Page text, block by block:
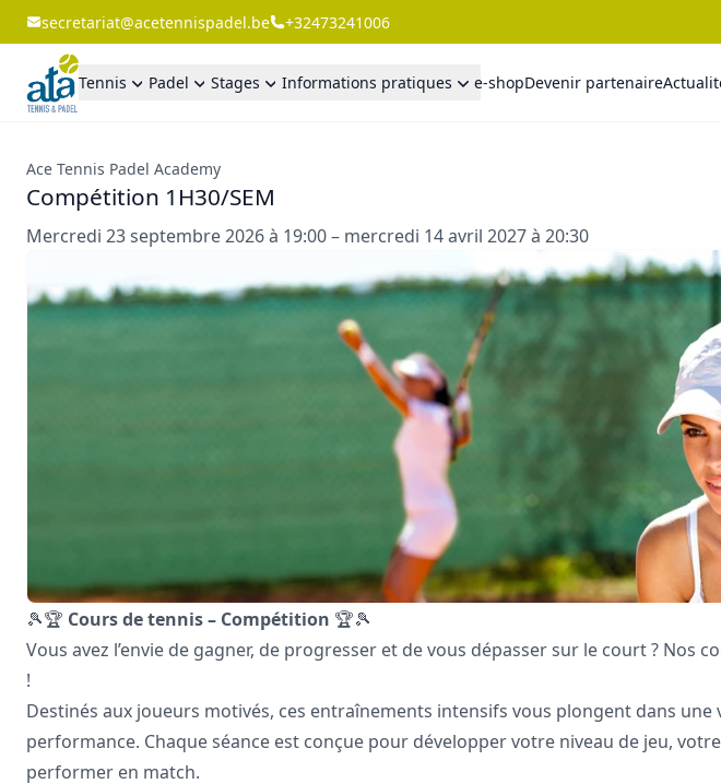
secretariat@acetennispadel.be +32473241006
Tennis Padel Stages Informations pratiques e-shopDevenir partenaire
Ace Tennis Padel Academy
Compétition 1H30/SEM
Mercredi 23 septembre 2026 à 19:00 – mercredi 14 avril 2027 à 20:30
🎾🏆 Cours de tennis – Compétition 🏆🎾
Vous avez l’envie de gagner, de progresser et de vous dépasser sur le court ? Nos
!
Destinés aux joueurs motivés, ces entraînements intensifs vous plongent dans
performance. Chaque séance est conçue pour développer votre niveau de jeu,
performer en match.